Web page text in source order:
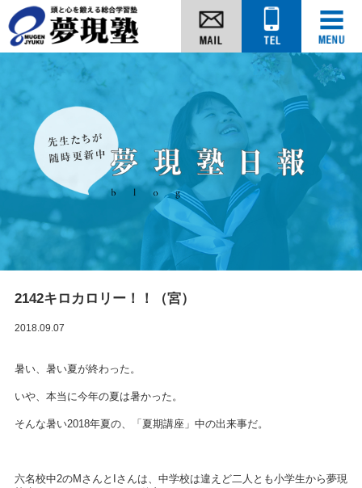
2142キロカロリー！！（宮）
2018.09.07
暑い、暑い夏が終わった。
いや、本当に今年の夏は暑かった。
そんな暑い2018年夏の、「夏期講座」中の出来事だ。
六名校中2のMさんとIさんは、中学校は違えど二人とも小学生から夢現